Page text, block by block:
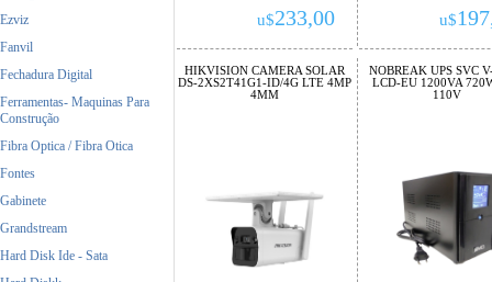
Ezviz
Fanvil
Fechadura Digital
Ferramentas- Maquinas Para
Construção
Fibra Optica / Fibra Otica
Fontes
Gabinete
Grandstream
Hard Disk Ide - Sata
u$233,00 u$
HIKVISION CAMERA SOLAR
DS-2XS2T41G1-ID/4G LTE 4MP
4MM
NOBREAK UPS SVC
LCD-EU 1200VA
110V